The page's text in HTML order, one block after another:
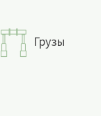
Грузы